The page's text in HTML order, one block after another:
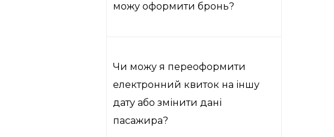
можу оформити бронь?
Чи можу я переоформити
електронний квиток на іншу
дату або змінити дані
пасажира?